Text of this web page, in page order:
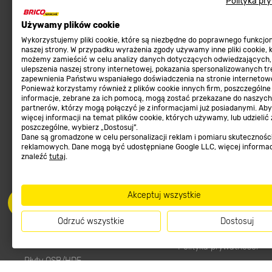
Używamy plików cookie
Wykorzystujemy pliki cookie, które są niezbędne do poprawnego
naszej strony. W przypadku wyrażenia zgody używamy inne pliki cookie,
możemy zamieścić w celu analizy danych dotyczących odwiedzających,
ulepszenia naszej strony internetowej, pokazania spersonalizowanych
zapewnienia Państwu wspaniałego doświadczenia na stronie
Ponieważ korzystamy również z plików cookie innych firm, poszczególne
informacje, zebrane za ich pomocą, mogą zostać przekazane do naszych
partnerów, którzy mogą połączyć je z informacjami już posiadanymi.
więcej informacji na temat plików cookie, których używamy, lub udzielić
poszczególne, wybierz „Dostosuj”.
Dane są gromadzone w celu personalizacji reklam i pomiaru
reklamowych. Dane mogą być udostępniane Google LLC, więcej
znaleźć tutaj.
Akceptuj wszystkie
Odrzuć wszystkie Dostosuj
Meble ogrodowe
Kosiarki, kosy, podkaszarki
Narzędzia do pielęgnacji gleby
Materiały budowlane
Tarasy, ścieżki, podjazdy
Podłoża i ziemie do ogrodu
Karma dla psa
Ogród
Farby wewnętrzne białe
Elektronarzędzia
Płyty OSB/HDF
Zwroty sklep
Program lojalnościowy
Aplikacja Mobilna
Strefa Marek
Zgłoś błąd
FAQ
Prawny obowiązek
Regulaminy
Regulaminy
Polityka prywatności